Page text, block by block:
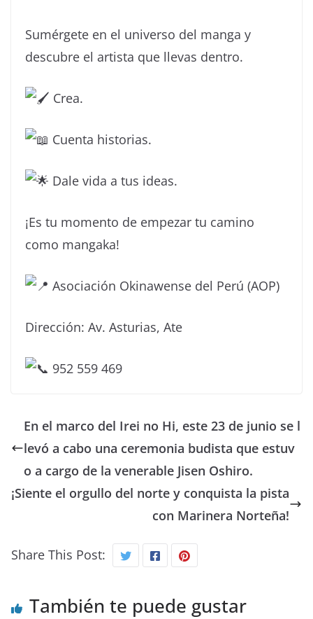
Sumérgete en el universo del manga y
descubre el artista que llevas dentro.
Crea.
Cuenta historias.
Dale vida a tus ideas.
¡Es tu momento de empezar tu camino
como mangaka!
Asociación Okinawense del Perú (AOP)
Dirección: Av. Asturias, Ate
952 559 469
En el marco del Irei no Hi, este 23 de junio se l
levó a cabo una ceremonia budista que estuv
o a cargo de la venerable Jisen Oshiro.
¡Siente el orgullo del norte y conquista la pista
con Marinera Norteña!
Share This Post:
También te puede gustar